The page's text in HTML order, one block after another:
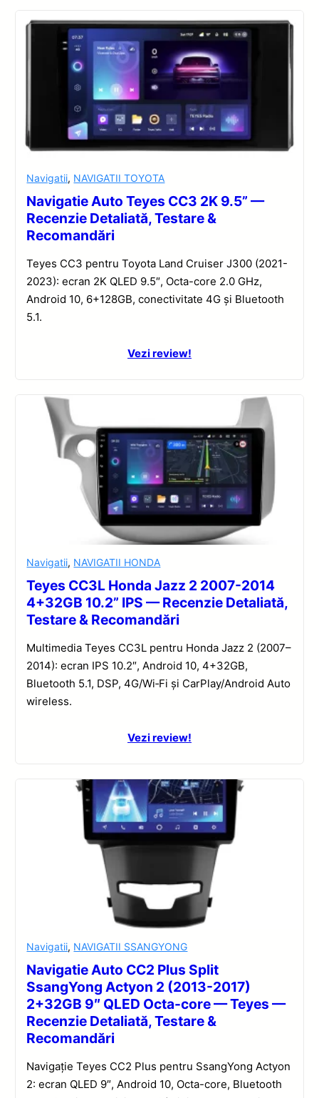
Navigatii, NAVIGATII TOYOTA
Navigatie Auto Teyes CC3 2K 9.5” —
Recenzie Detaliată, Testare &
Recomandări
Teyes CC3 pentru Toyota Land Cruiser J300 (2021-
2023): ecran 2K QLED 9.5″, Octa-core 2.0 GHz,
Android 10, 6+128GB, conectivitate 4G și Bluetooth
5.1.
Vezi review!
Navigatii, NAVIGATII HONDA
Teyes CC3L Honda Jazz 2 2007-2014
4+32GB 10.2” IPS — Recenzie Detaliată,
Testare & Recomandări
Multimedia Teyes CC3L pentru Honda Jazz 2 (2007–
2014): ecran IPS 10.2″, Android 10, 4+32GB,
Bluetooth 5.1, DSP, 4G/Wi‑Fi și CarPlay/Android Auto
wireless.
Vezi review!
Navigatii, NAVIGATII SSANGYONG
Navigatie Auto CC2 Plus Split
SsangYong Actyon 2 (2013-2017)
2+32GB 9″ QLED Octa-core — Teyes —
Recenzie Detaliată, Testare &
Recomandări
Navigație Teyes CC2 Plus pentru SsangYong Actyon
2: ecran QLED 9″, Android 10, Octa-core, Bluetooth